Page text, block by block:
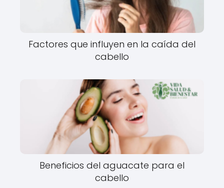
Factores que influyen en la caída del
cabello
Beneficios del aguacate para el
cabello